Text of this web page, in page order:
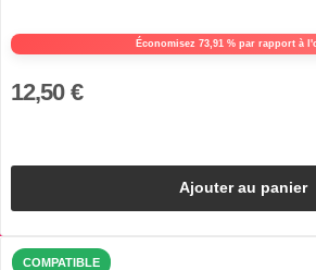
Économisez 73,91 % par rapport à
12,50 €
Ajouter au panier
COMPATIBLE